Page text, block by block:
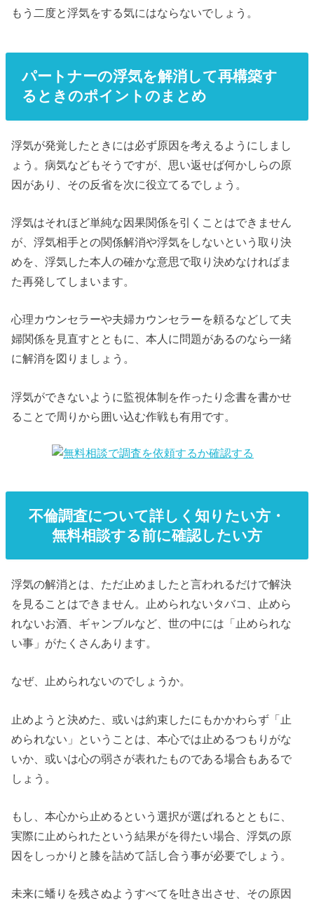
もう二度と浮気をする気にはならないでしょう。
パートナーの浮気を解消して再構築す
るときのポイントのまとめ
浮気が発覚したときには必ず原因を考えるようにしまし
ょう。病気などもそうですが、思い返せば何かしらの原
因があり、その反省を次に役立てるでしょう。
浮気はそれほど単純な因果関係を引くことはできません
が、浮気相手との関係解消や浮気をしないという取り決
めを、浮気した本人の確かな意思で取り決めなければま
た再発してしまいます。
心理カウンセラーや夫婦カウンセラーを頼るなどして夫
婦関係を見直すとともに、本人に問題があるのなら一緒
に解消を図りましょう。
浮気ができないように監視体制を作ったり念書を書かせ
ることで周りから囲い込む作戦も有用です。
不倫調査について詳しく知りたい方・
無料相談する前に確認したい方
浮気の解消とは、ただ止めましたと言われるだけで解決
を見ることはできません。止められないタバコ、止めら
れないお酒、ギャンブルなど、世の中には「止められな
い事」がたくさんあります。
なぜ、止められないのでしょうか。
止めようと決めた、或いは約束したにもかかわらず「止
められない」ということは、本心では止めるつもりがな
いか、或いは心の弱さが表れたものである場合もあるで
しょう。
もし、本心から止めるという選択が選ばれるとともに、
実際に止められたという結果がを得たい場合、浮気の原
因をしっかりと膝を詰めて話し合う事が必要でしょう。
未来に蟠りを残さぬようすべてを吐き出させ、その原因